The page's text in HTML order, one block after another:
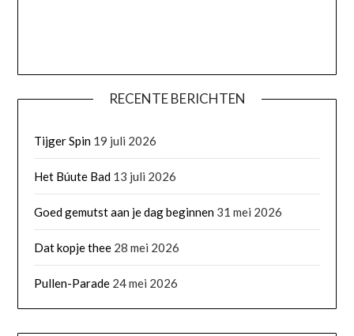
RECENTE BERICHTEN
Tijger Spin 19 juli 2026
Het Búute Bad 13 juli 2026
Goed gemutst aan je dag beginnen 31 mei 2026
Dat kopje thee 28 mei 2026
Pullen-Parade 24 mei 2026